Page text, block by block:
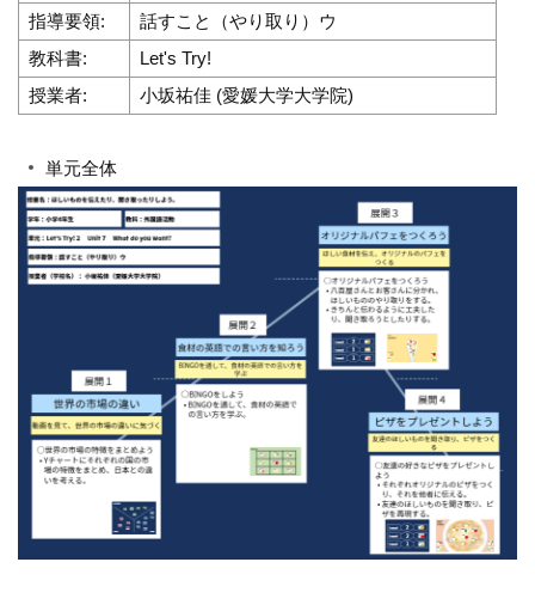
指導要領:
話すこと（やり取り）ウ
教科書:
Let's Try!
授業者:
小坂祐佳 (愛媛大学大学院)
単元全体